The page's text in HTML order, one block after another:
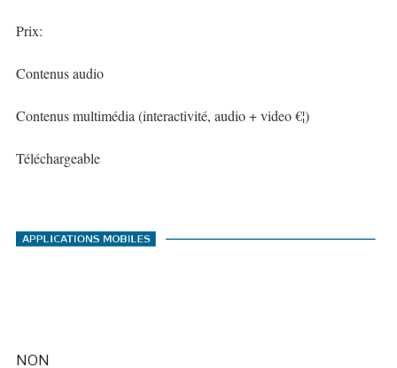
Prix:
Contenus audio
Contenus multimédia (interactivité, audio + video €¦)
Téléchargeable
NON